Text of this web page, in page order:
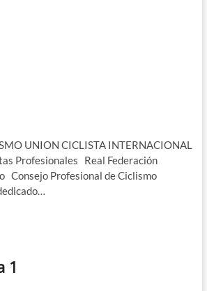
UNION CICLISTA INTERNACIONAL
Profesionales Real Federación
Consejo Profesional de Ciclismo
1